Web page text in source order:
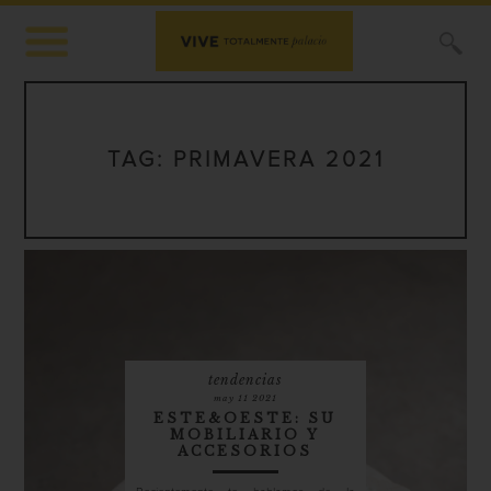
TAG: PRIMAVERA 2021
tendencias
may 11 2021
ESTE&OESTE: SU
MOBILIARIO Y
ACCESORIOS